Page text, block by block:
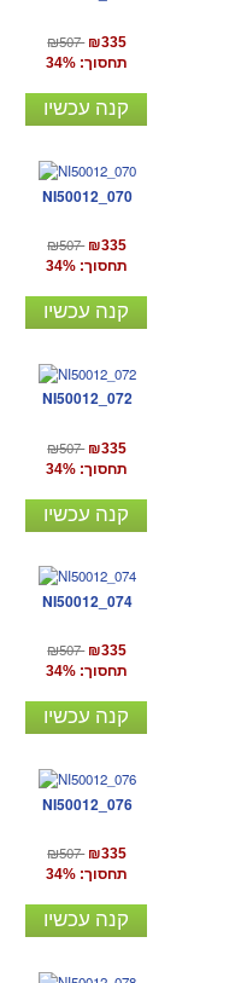
₪507 ₪335
תחסוך: 34%
קנה עכשיו
NI50012_070
₪507 ₪335
תחסוך: 34%
קנה עכשיו
NI50012_072
₪507 ₪335
תחסוך: 34%
קנה עכשיו
NI50012_074
₪507 ₪335
תחסוך: 34%
קנה עכשיו
NI50012_076
₪507 ₪335
תחסוך: 34%
קנה עכשיו